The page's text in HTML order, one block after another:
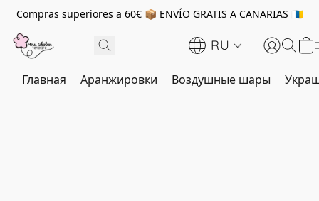
Compras superiores a 60€ 📦 ENVÍO GRATIS A CANARIAS 🇮🇨
RU
Главная Аранжировки Воздушные шары